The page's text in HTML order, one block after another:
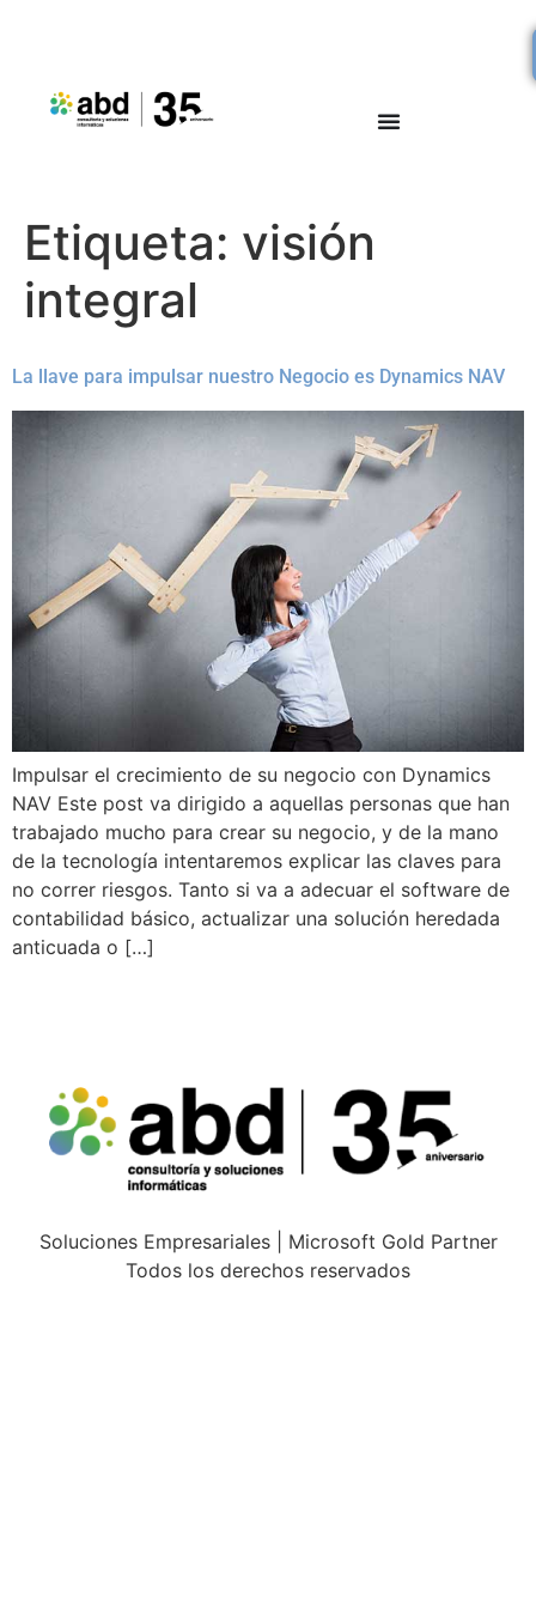
Etiqueta: visión
integral
La llave para impulsar nuestro Negocio es Dynamics NAV
Impulsar el crecimiento de su negocio con Dynamics
NAV Este post va dirigido a aquellas personas que han
trabajado mucho para crear su negocio, y de la mano
de la tecnología intentaremos explicar las claves para
no correr riesgos. Tanto si va a adecuar el software de
contabilidad básico, actualizar una solución heredada
anticuada o […]
Soluciones Empresariales | Microsoft Gold Partner
Todos los derechos reservados